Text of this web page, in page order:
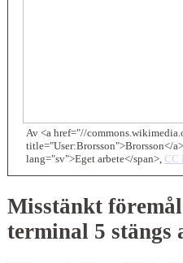
Av <a href="//
title="User:Brorsson">Brorsson</
lang="sv">Eget arbete</span>, CC
Misstänkt
terminal 5 stängs